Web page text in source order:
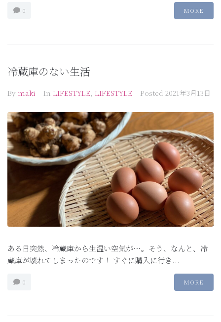
0 MORE
冷蔵庫のない生活
By maki In LIFESTYLE LIFESTYLE Posted 2021年3月13日
ある日突然、冷蔵庫から生温い空気が…。そう、なんと、冷
蔵庫が壊れてしまったのです！ すぐに購入に行き...
0 MORE